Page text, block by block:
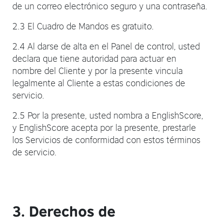
de un correo electrónico seguro y una contraseña.
2.3 El Cuadro de Mandos es gratuito.
2.4 Al darse de alta en el Panel de control, usted
declara que tiene autoridad para actuar en
nombre del Cliente y por la presente vincula
legalmente al Cliente a estas condiciones de
servicio.
2.5 Por la presente, usted nombra a EnglishScore,
y EnglishScore acepta por la presente, prestarle
los Servicios de conformidad con estos términos
de servicio.
3. Derechos de